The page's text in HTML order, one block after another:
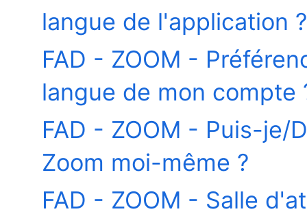
langue de l'application ?
FAD - ZOOM -
langue de mon compte
FAD - ZOOM - Puis-je/
Zoom moi-même ?
FAD - ZOOM - Salle